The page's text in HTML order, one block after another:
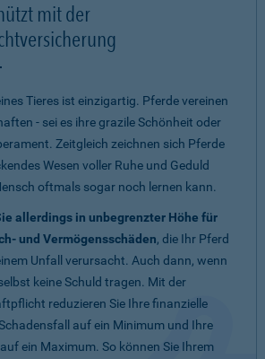
mit der
Tieres ist einzigartig. Pferde vereinen
- sei es ihre grazile Schönheit oder
Zeitgleich zeichnen sich Pferde
Wesen voller Ruhe und Geduld
oftmals sogar noch lernen kann.
allerdings in unbegrenzter Höhe für
und Vermögensschäden, die Ihr Pferd
Unfall verursacht. Auch dann, wenn
keine Schuld tragen. Mit der
reduzieren Sie Ihre finanzielle
auf ein Minimum und Ihre
ein Maximum. So können Sie Ihrem